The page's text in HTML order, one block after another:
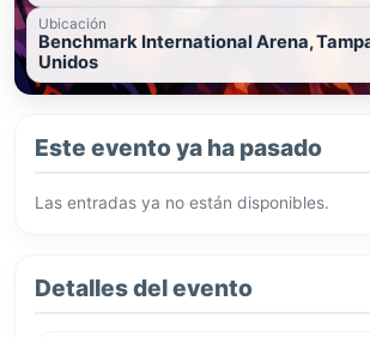
Ubicación
Benchmark International Arena,
Unidos
Este evento ya ha pasado
Las entradas ya no están disponibles.
Detalles del evento